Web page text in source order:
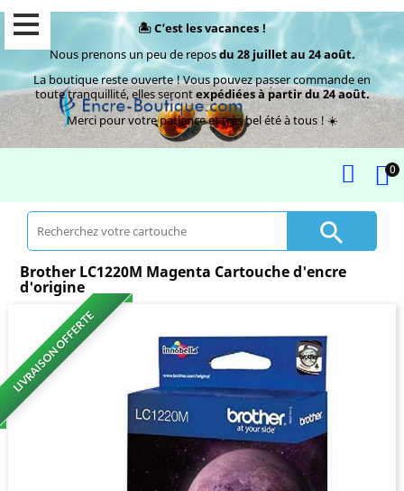
🏝️ C’est les vacances !
Nous prenons un peu de reposdu 28 juillet au 24 août.
La boutique reste ouverte ! Vous pouvez passer commande en
toute tranquillité, elles serontexpédiées à partir du 24 août.
Merci pour votre patience et très bel été à tous ! ☀️
0

Brother LC1220M Magenta Cartouche d'encre
d'origine
LIVRAISON OFFERTE